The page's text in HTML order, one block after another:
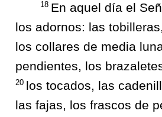
18 En aquel día el
los adornos: las
los collares de media
pendientes, los
20 los tocados, las
las fajas, los frascos de